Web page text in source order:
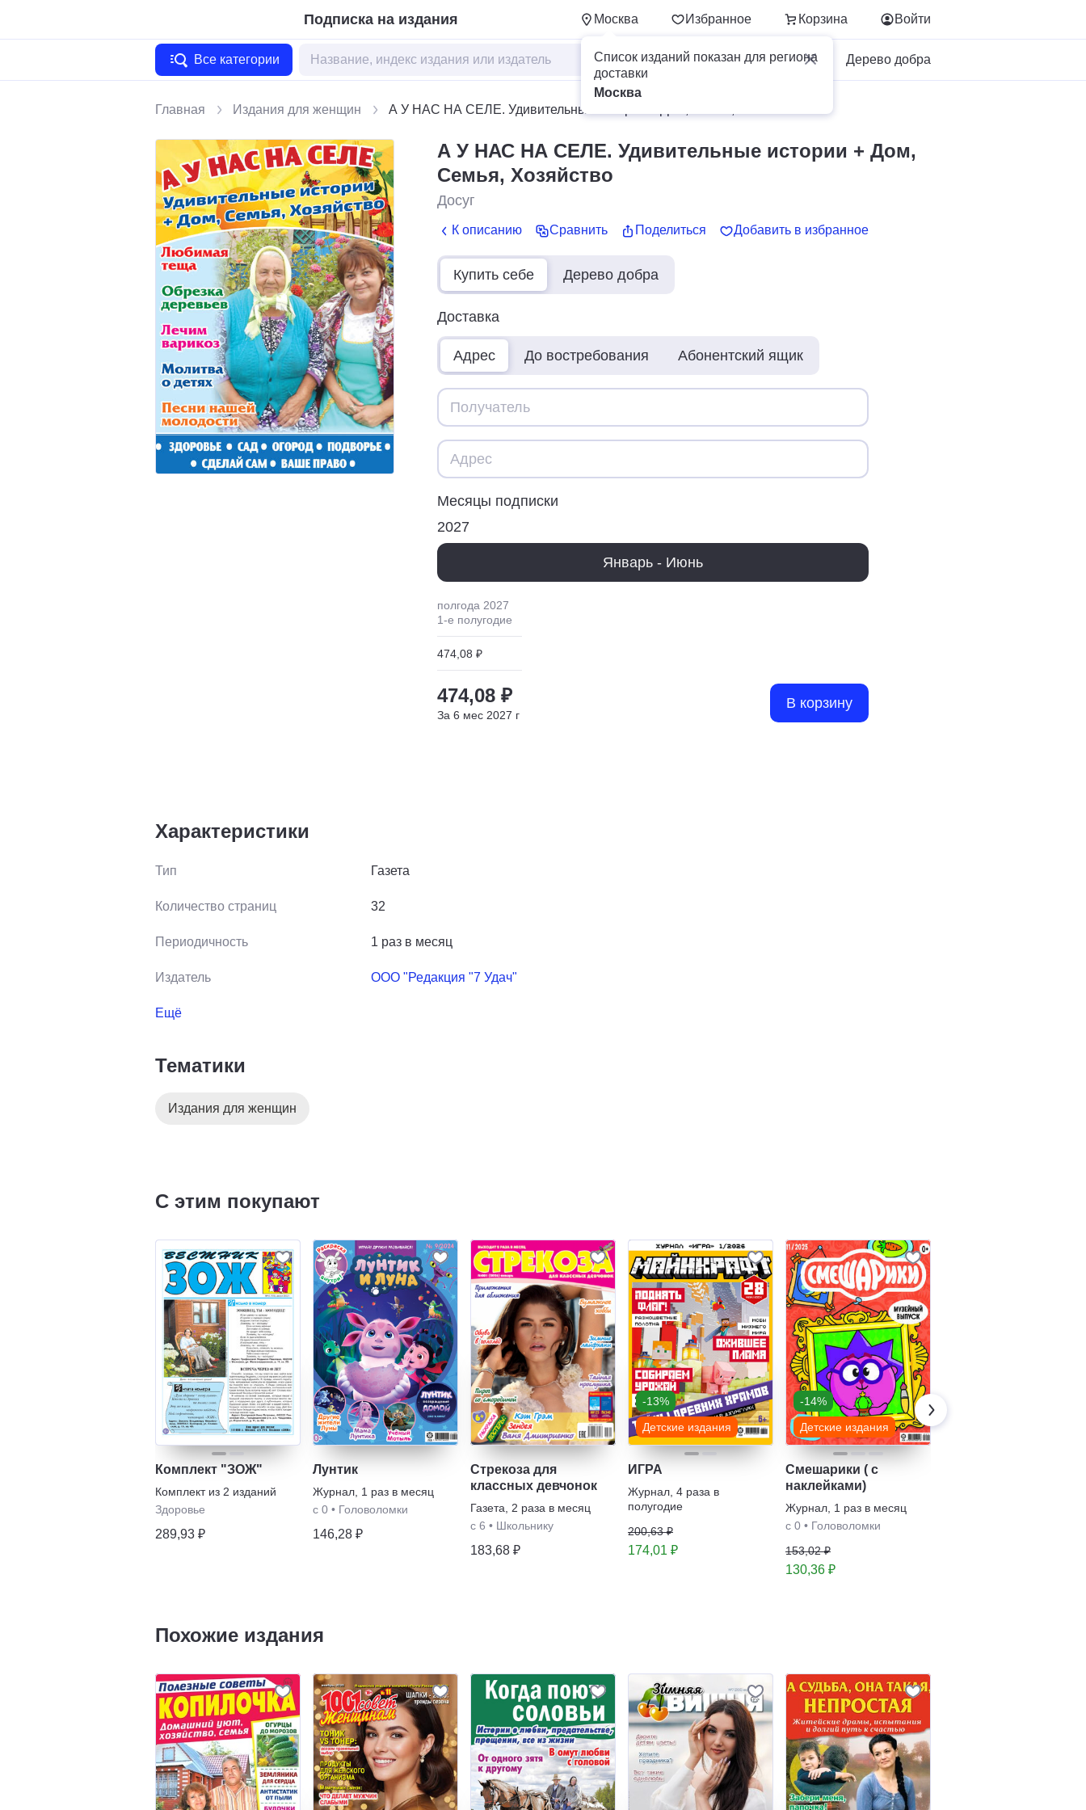
Подписка на издания Москва Избранное Корзина
Список изданий показан для региона
доставки
Москва
Войти
Все категории Для бизнеса Дерево добра
Главная Издания для женщин А У НАС НА СЕЛЕ. Удивительные истории + Дом, Семья, Хозяйство
А У НАС НА СЕЛЕ. Удивительные истории + Дом,
Семья, Хозяйство
Досуг
К описанию Сравнить Поделиться Добавить в избранное
Купить себе Дерево добра
Доставка
Адрес До востребования Абонентский ящик
Месяцы подписки
2027
Январь - Июнь
полгода 2027
1-е полугодие
474,08 ₽
474,08 ₽
За 6 мес 2027 г
В корзину
Характеристики
Тип Газета
Количество страниц 32
Периодичность 1 раз в месяц
Издатель ООО "Редакция "7 Удач"
Ещё
Тематики
Издания для женщин
С этим покупают
Комплект "ЗОЖ"
Комплект из 2 изданий
Здоровье
289,93 ₽
Лунтик
Журнал 1 раз в месяц
с 0 • Головоломки
146,28 ₽
Стрекоза для
классных девчонок
Газета
2 раза в месяц
с 6 • Школьнику
183,68 ₽
-13%
Детские издания
ИГРА
Журнал 4 раза в
полугодие
200,63 ₽
174,01 ₽
-14%
Детские издания
Смешарики ( с
наклейками)
Журнал 1 раз в месяц
с 0 • Головоломки
153,02 ₽
130,36 ₽
Похожие издания